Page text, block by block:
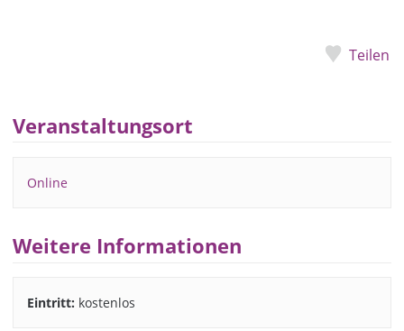
Teilen
Veranstaltungsort
Online
Weitere Informationen
Eintritt: kostenlos